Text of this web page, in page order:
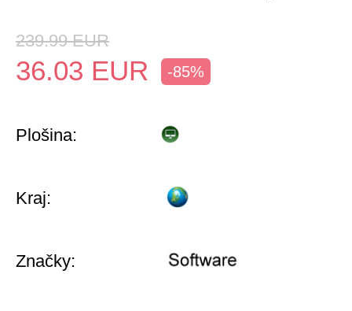
239.99 EUR
36.03 EUR -85%
Plošina:
Kraj:
Značky: